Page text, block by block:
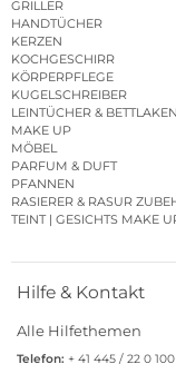
GRILLER
HANDTÜCHER
KERZEN
KOCHGESCHIRR
KÖRPERPFLEGE
KUGELSCHREIBER
LEINTÜCHER & BETTLAKEN
MAKE UP
MÖBEL
PARFUM & DUFT
PFANNEN
RASIERER & RASUR
TEINT | GESICHTS MAKE
Hilfe & Kontakt
Alle Hilfethemen
Telefon: + 41 445 / 22 0 100